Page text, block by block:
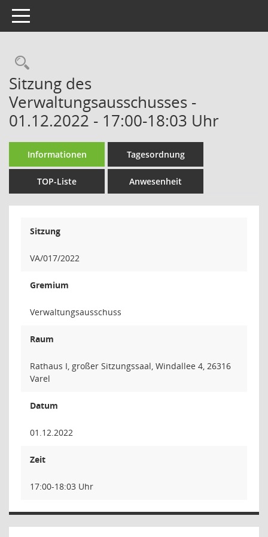
Toggle navigation
Rechercheauswahl
Sitzung des
Verwaltungsausschusses -
01.12.2022 - 17:00-18:03 Uhr
Informationen Tagesordnung
TOP-Liste Anwesenheit
Sitzung
VA/017/2022
Gremium
Verwaltungsausschuss
Raum
Rathaus I, großer Sitzungssaal, Windallee 4, 26316
Varel
Datum
01.12.2022
Zeit
17:00-18:03 Uhr